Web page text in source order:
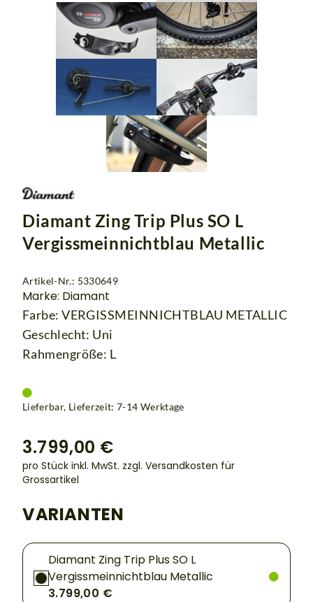
Diamant Zing Trip Plus SO L
Vergissmeinnichtblau Metallic
Artikel-Nr.: 5330649
Marke: Diamant
Farbe: VERGISSMEINNICHTBLAU METALLIC
Geschlecht: Uni
Rahmengröße: L
Lieferbar, Lieferzeit: 7-14 Werktage
3.799,00 €
pro Stück inkl. MwSt. zzgl. Versandkosten für
Grossartikel
VARIANTEN
Diamant Zing Trip Plus SO L
Vergissmeinnichtblau Metallic
3.799,00 €